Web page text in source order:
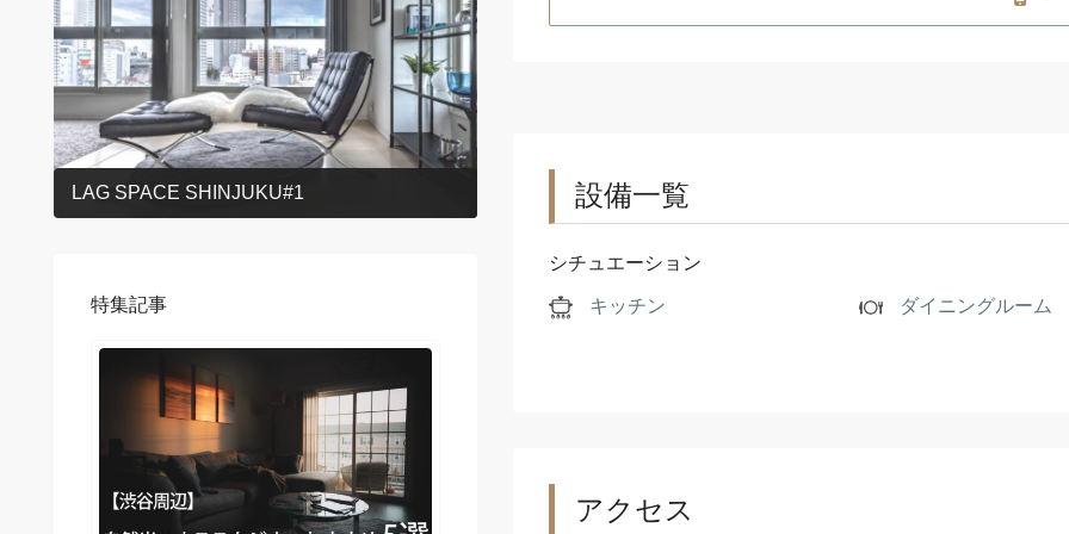
設備一覧
シチュエーション
キッチン ダイニングルーム
アクセス
LAG SPACE SHINJUKU#1
特集記事